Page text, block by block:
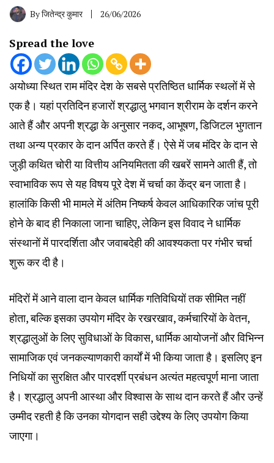
Byजितेन्द्र कुमार 26/06/2026
Spread the love
अयोध्या स्थित राम मंदिर देश के सबसे प्रतिष्ठित धार्मिक स्थलों में से
एक है। यहां प्रतिदिन हजारों श्रद्धालु भगवान श्रीराम के दर्शन करने
आते हैं और अपनी श्रद्धा के अनुसार नकद, आभूषण, डिजिटल भुगतान
तथा अन्य प्रकार के दान अर्पित करते हैं। ऐसे में जब मंदिर के दान से
जुड़ी कथित चोरी या वित्तीय अनियमितता की खबरें सामने आती हैं, तो
स्वाभाविक रूप से यह विषय पूरे देश में चर्चा का केंद्र बन जाता है।
हालांकि किसी भी मामले में अंतिम निष्कर्ष केवल आधिकारिक जांच पूरी
होने के बाद ही निकाला जाना चाहिए, लेकिन इस विवाद ने धार्मिक
संस्थानों में पारदर्शिता और जवाबदेही की आवश्यकता पर गंभीर चर्चा
शुरू कर दी है।
मंदिरों में आने वाला दान केवल धार्मिक गतिविधियों तक सीमित नहीं
होता, बल्कि इसका उपयोग मंदिर के रखरखाव, कर्मचारियों के वेतन,
श्रद्धालुओं के लिए सुविधाओं के विकास, धार्मिक आयोजनों और विभिन्न
सामाजिक एवं जनकल्याणकारी कार्यों में भी किया जाता है। इसलिए इन
निधियों का सुरक्षित और पारदर्शी प्रबंधन अत्यंत महत्वपूर्ण माना जाता
है। श्रद्धालु अपनी आस्था और विश्वास के साथ दान करते हैं और उन्हें
उम्मीद रहती है कि उनका योगदान सही उद्देश्य के लिए उपयोग किया
जाएगा।